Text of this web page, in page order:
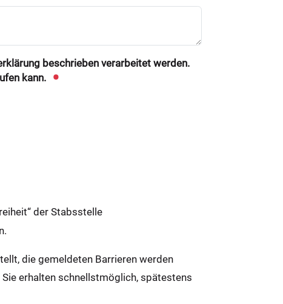
beschrieben verarbeitet werden.
kann.
der Stabsstelle
die gemeldeten Barrieren werden
erhalten schnellstmöglich, spätestens